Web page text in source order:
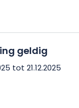
niet langer om
geldig
tot 21.12.2025